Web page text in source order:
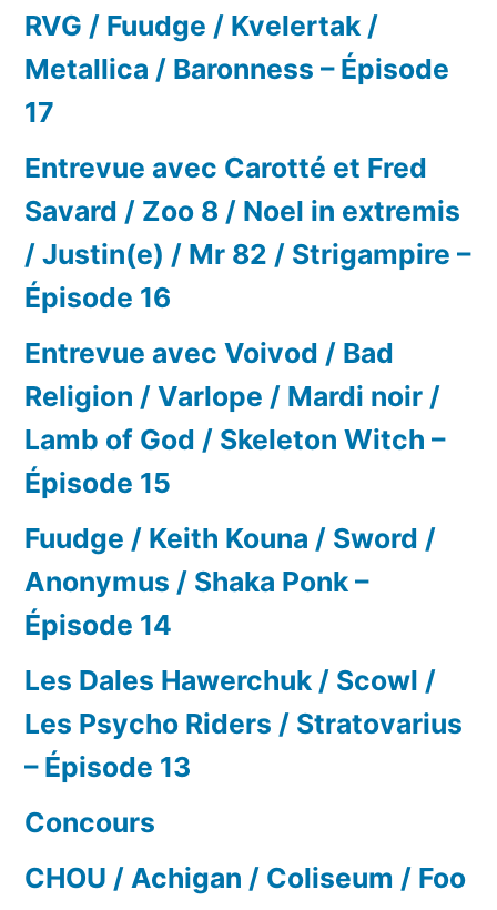
RVG / Fuudge / Kvelertak /
Metallica / Baronness – Épisode
17
Entrevue avec Carotté et Fred
Savard / Zoo 8 / Noel in extremis
/ Justin(e) / Mr 82 / Strigampire –
Épisode 16
Entrevue avec Voivod / Bad
Religion / Varlope / Mardi noir /
Lamb of God / Skeleton Witch –
Épisode 15
Fuudge / Keith Kouna / Sword /
Anonymus / Shaka Ponk –
Épisode 14
Les Dales Hawerchuk / Scowl /
Les Psycho Riders / Stratovarius
– Épisode 13
Concours
CHOU / Achigan / Coliseum / Foo